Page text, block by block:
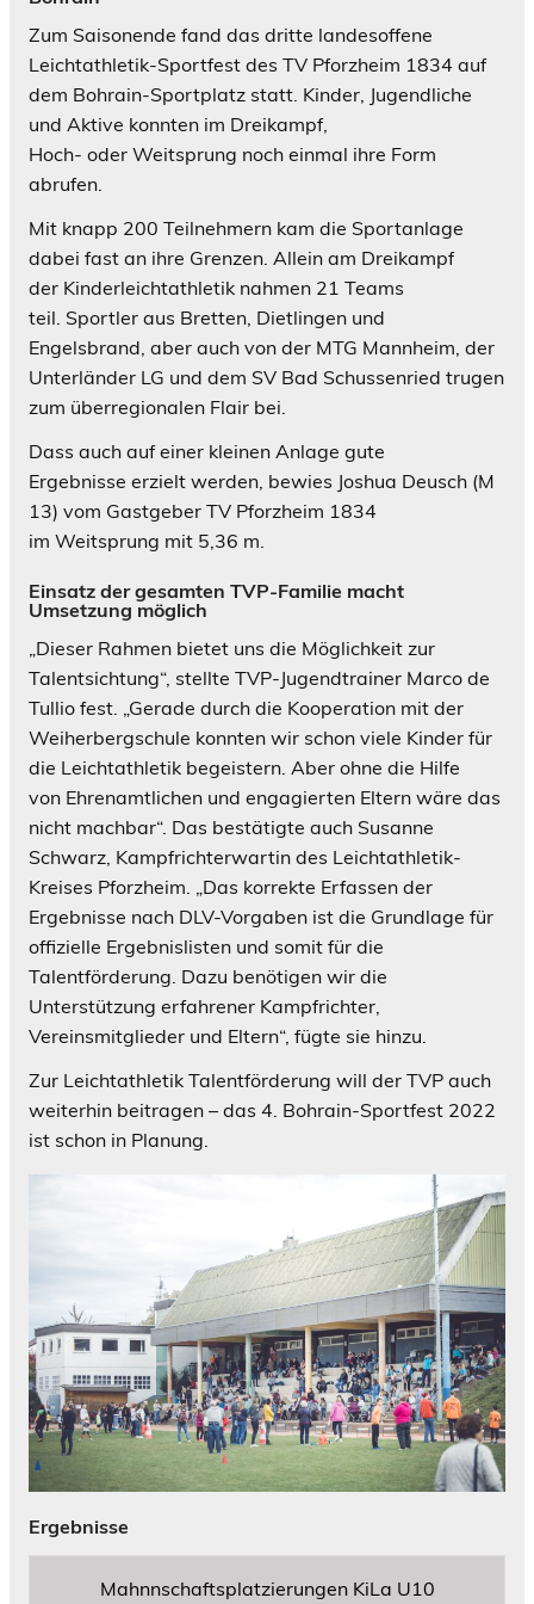
Zum Saisonende fand das dritte landesoffene
Leichtathletik-Sportfest des TV Pforzheim 1834 auf
dem Bohrain-Sportplatz statt. Kinder, Jugendliche
und Aktive konnten im Dreikampf,
Hoch- oder Weitsprung noch einmal ihre Form
abrufen.
Mit knapp 200 Teilnehmern kam die Sportanlage
dabei fast an ihre Grenzen. Allein am Dreikampf
der Kinderleichtathletik nahmen 21 Teams
teil. Sportler aus Bretten, Dietlingen und
Engelsbrand, aber auch von der MTG Mannheim, der
Unterländer LG und dem SV Bad Schussenried trugen
zum überregionalen Flair bei.
Dass auch auf einer kleinen Anlage gute
Ergebnisse erzielt werden, bewies Joshua Deusch (M
13) vom Gastgeber TV Pforzheim 1834
im Weitsprung mit 5,36 m.
Einsatz der gesamten TVP-Familie macht
Umsetzung möglich
„Dieser Rahmen bietet uns die Möglichkeit zur
Talentsichtung“, stellte TVP-Jugendtrainer Marco de
Tullio fest. „Gerade durch die Kooperation mit der
Weiherbergschule konnten wir schon viele Kinder für
die Leichtathletik begeistern. Aber ohne die Hilfe
von Ehrenamtlichen und engagierten Eltern wäre das
nicht machbar“. Das bestätigte auch Susanne
Schwarz, Kampfrichterwartin des Leichtathletik-
Kreises Pforzheim. „Das korrekte Erfassen der
Ergebnisse nach DLV-Vorgaben ist die Grundlage für
offizielle Ergebnislisten und somit für die
Talentförderung. Dazu benötigen wir die
Unterstützung erfahrener Kampfrichter,
Vereinsmitglieder und Eltern“, fügte sie hinzu.
Zur Leichtathletik Talentförderung will der TVP auch
weiterhin beitragen – das 4. Bohrain-Sportfest 2022
ist schon in Planung.
Ergebnisse
Mahnnschaftsplatzierungen KiLa U10